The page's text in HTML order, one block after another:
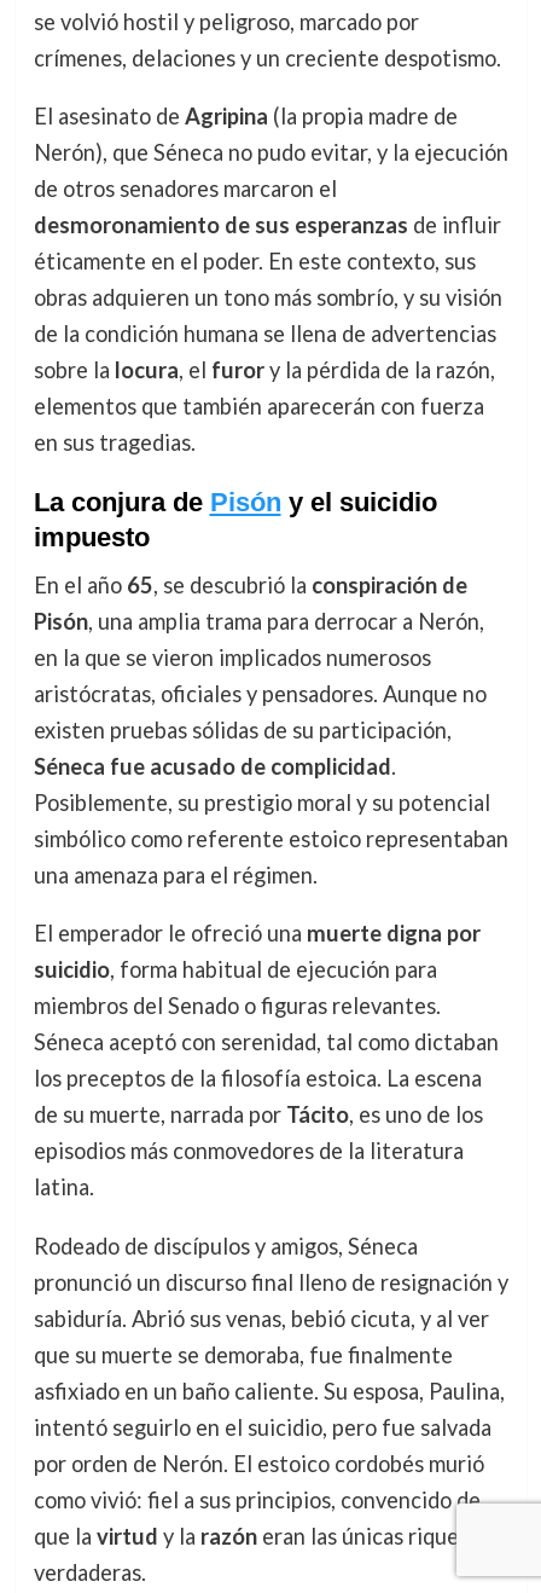
se volvió hostil y peligroso, marcado por
crímenes, delaciones y un creciente despotismo.
El asesinato de Agripina (la propia madre de
Nerón), que Séneca no pudo evitar, y la ejecución
de otros senadores marcaron el
desmoronamiento de sus esperanzas de influir
éticamente en el poder. En este contexto, sus
obras adquieren un tono más sombrío, y su visión
de la condición humana se llena de advertencias
sobre la locura, el furory la pérdida de la razón,
elementos que también aparecerán con fuerza
en sus tragedias.
La conjura de Pisón y el suicidio
impuesto
En el año 65, se descubrió la conspiración de
Pisón, una amplia trama para derrocar a Nerón,
en la que se vieron implicados numerosos
aristócratas, oficiales y pensadores. Aunque no
existen pruebas sólidas de su participación,
Séneca fue acusado de complicidad.
Posiblemente, su prestigio moral y su potencial
simbólico como referente estoico representaban
una amenaza para el régimen.
El emperador le ofreció una muerte digna por
suicidio, forma habitual de ejecución para
miembros del Senado o figuras relevantes.
Séneca aceptó con serenidad, tal como dictaban
los preceptos de la filosofía estoica. La escena
de su muerte, narrada por Tácito, es uno de los
episodios más conmovedores de la literatura
latina.
Rodeado de discípulos y amigos, Séneca
pronunció un discurso final lleno de resignación y
sabiduría. Abrió sus venas, bebió cicuta, y al ver
que su muerte se demoraba, fue finalmente
asfixiado en un baño caliente. Su esposa, Paulina,
intentó seguirlo en el suicidio, pero fue salvada
por orden de Nerón. El estoico cordobés murió
como vivió: fiel a sus principios, convencido de
que la virtud y la razóneran las únicas riquezas
verdaderas.